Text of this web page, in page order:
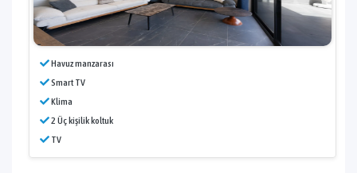
Havuz manzarası
Smart TV
Klima
2 Üç kişilik koltuk
TV